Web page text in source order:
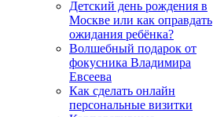
Детский день рождения в
Москве или как оправдать
ожидания ребёнка?
Волшебный подарок от
фокусника Владимира
Евсеева
Как сделать онлайн
персональные визитки